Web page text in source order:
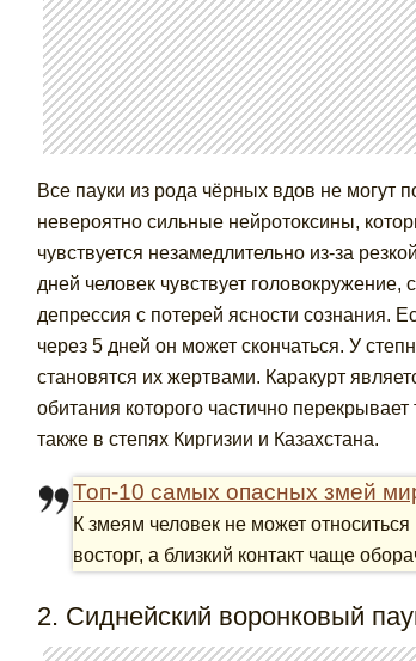
Все пауки из рода чёрных вдов не могут
невероятно сильные нейротоксины,
чувствуется незамедлительно из-за
дней человек чувствует головокружение,
депрессия с потерей ясности сознания.
через 5 дней он может скончаться. У
становятся их жертвами. Каракурт
обитания которого частично
также в степях Киргизии и Казахстана.
Топ-10 самых опасных змей
К змеям человек не может
восторг, а близкий контакт чаще
2. Сиднейский воронковый